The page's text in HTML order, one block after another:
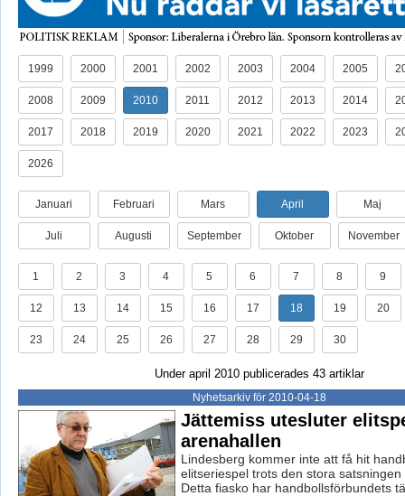
1999 2000 2001 2002 2003 2004 2005
2008 2009 2010 2011 2012 2013 2014
2017 2018 2019 2020 2021 2022 2023
2026
Januari Februari Mars April Maj
Juli Augusti September Oktober November
1 2 3 4 5 6 7 8 9
12 13 14 15 16 17 18 19 20
23 24 25 26 27 28 29 30
Under april 2010 publicerades 43 artiklar
Nyhetsarkiv för 2010-04-18
Jättemiss utesluter
arenahallen
Lindesberg kommer inte att få hit
elitseriespel trots den stora
Detta fiasko har handbollsförbundets